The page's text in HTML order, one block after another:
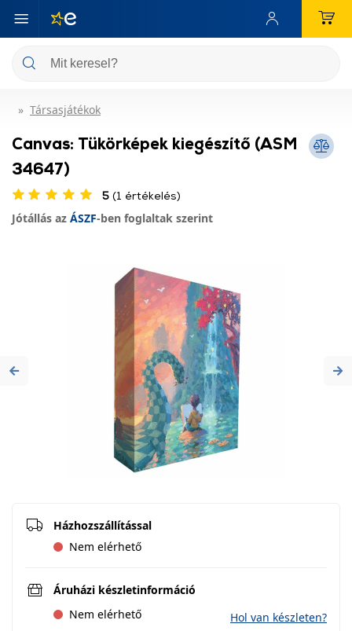
Társasjátékok
Canvas: Tükörképek kiegészítő (ASM
34647)
5 (1 értékelés)
Jótállás az ÁSZF-ben foglaltak szerint
Previous
Házhozszállítással
Nem elérhető
Áruházi készletinformáció
Nem elérhető
Hol van készleten?